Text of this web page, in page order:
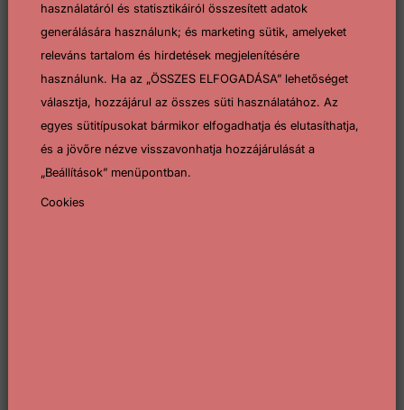
használatáról és statisztikáiról összesített adatok
generálására használunk; és marketing sütik, amelyeket
releváns tartalom és hirdetések megjelenítésére
használunk. Ha az „ÖSSZES ELFOGADÁSA” lehetőséget
választja, hozzájárul az összes süti használatához. Az
egyes sütitípusokat bármikor elfogadhatja és elutasíthatja,
és a jövőre nézve visszavonhatja hozzájárulását a
„Beállítások” menüpontban.
Cookies
Szeptember 25-én szombaton 9 órakor Pécsett, a Pécsi
VSK pályán tartotta az Országos Veterán Labdarúgó
Sport Egyesület a „Kárpát-medencei veteránok...
Tovább